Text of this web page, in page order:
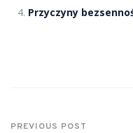
Przyczyny
PREVIOUS POST